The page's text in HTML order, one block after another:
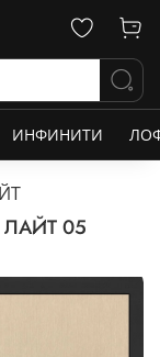
ИНФИНИТИ
ЛАЙТ 05